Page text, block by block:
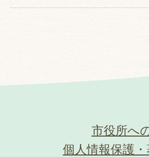
市役所へ
個人情報保護